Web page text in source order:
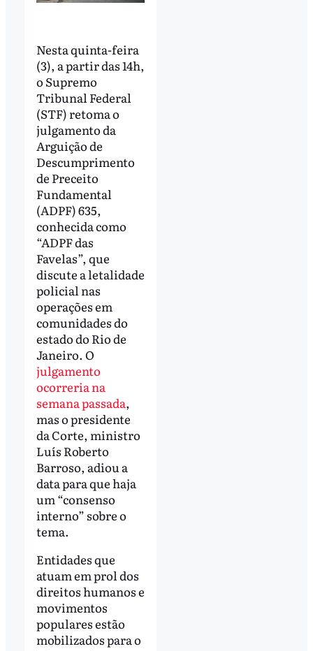
Nesta quinta-feira
(3), a partir das 14h,
o Supremo
Tribunal Federal
(STF) retoma o
julgamento da
Arguição de
Descumprimento
de Preceito
Fundamental
(ADPF) 635,
conhecida como
“ADPF das
Favelas”, que
discute a letalidade
policial nas
operações em
comunidades do
estado do Rio de
Janeiro. O
julgamento
ocorreria na
semana passada,
mas o presidente
da Corte, ministro
Luís Roberto
Barroso, adiou a
data para que haja
um “consenso
interno” sobre o
tema.
Entidades que
atuam em prol dos
direitos humanos e
movimentos
populares estão
mobilizados para o